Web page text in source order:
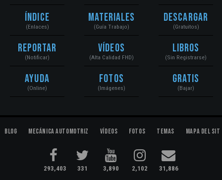
Índice
(Enlaces)
Reportar
(Notificar)
Ayuda
(Online)
Materiales
(Guía Trabajo)
Vídeos
(Alta Calidad FHD)
Fotos
(Imágenes)
Descargar
(Gratuitos)
Libros
(Sin Registrarse)
Gratis
(Bajar)
Blog Mecánica Automotriz Vídeos Fotos Temas Mapa del
293,403 331 3,890 2,102 31,886